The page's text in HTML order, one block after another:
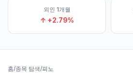
외인 1개월
↑ +2.79%
홈/종목 탐색/피노